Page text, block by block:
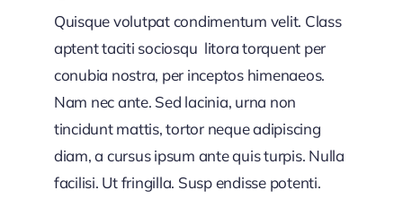
Quisque volutpat condimentum velit. Class
aptent taciti sociosqu litora torquent per
conubia nostra, per inceptos himenaeos.
Nam nec ante. Sed lacinia, urna non
tincidunt mattis, tortor neque adipiscing
diam, a cursus ipsum ante quis turpis. Nulla
facilisi. Ut fringilla. Susp endisse potenti.